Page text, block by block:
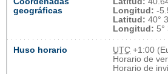
geográficas
Longitud: -
Latitud: 40°
Longitud: 5°
Huso horario UTC +1:00
Horario de
Horario de